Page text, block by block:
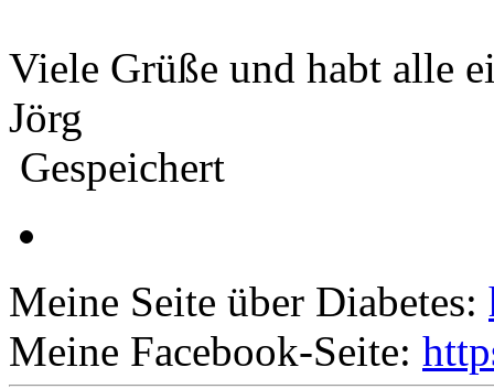
Viele Grüße und habt alle
Jörg
Gespeichert
Meine Seite über Diabetes:
Meine Facebook-Seite: